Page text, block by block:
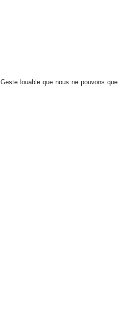
Geste louable que nous ne pouvons que